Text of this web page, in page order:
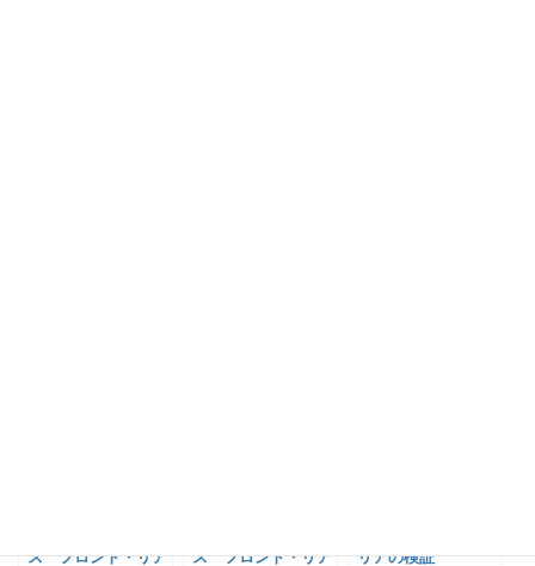
ス フロント・リア
ス フロント・リア
リアの検証